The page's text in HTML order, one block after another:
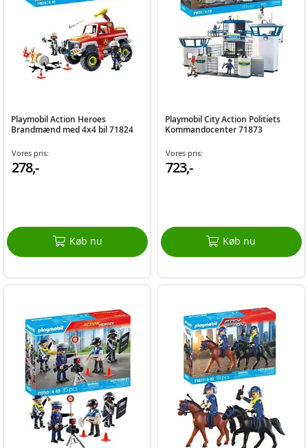
Playmobil Action Heroes
Brandmænd med 4x4 bil 71824
Vores pris:
278,-
Køb nu
Playmobil City Action Politiets
Kommandocenter 71873
Vores pris:
723,-
Køb nu